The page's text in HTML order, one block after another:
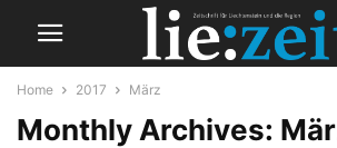
Home 2017 März
Monthly Archives: